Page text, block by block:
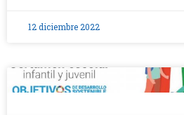
12 diciembre 2022